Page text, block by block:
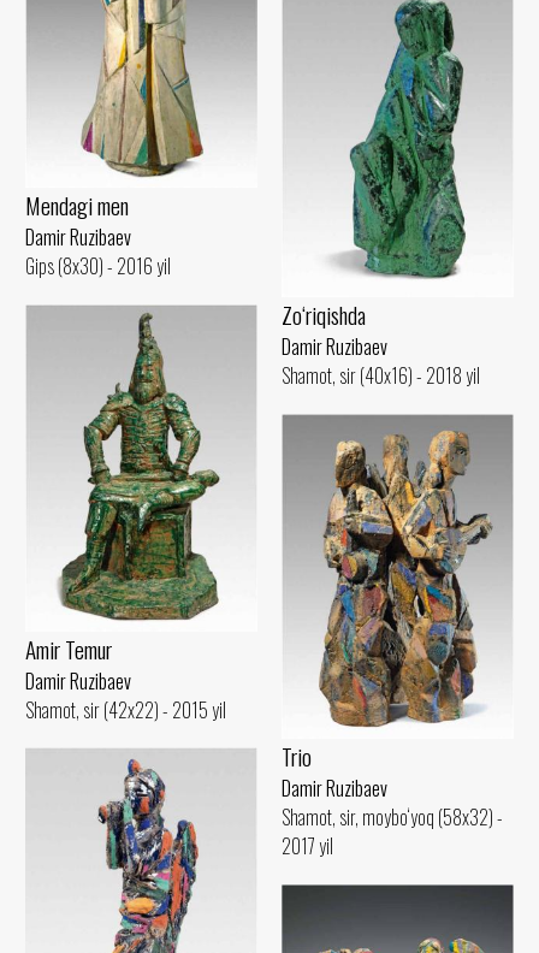
Mendagi men
Damir Ruzibaev
Gips (8x30) - 2016 yil
Zo‘riqishda
Damir Ruzibaev
Shamot, sir (40x16) - 2018 yil
Amir Temur
Damir Ruzibaev
Shamot, sir (42x22) - 2015 yil
Trio
Damir Ruzibaev
Shamot, sir, moybo‘yoq (58x32) -
2017 yil